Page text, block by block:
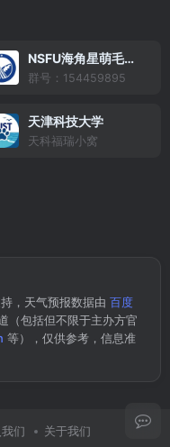
NSFU海角星萌毛毛聚
群号：154459895
天津科技大学
天科福瑞小窝
，天气预报数据由 百度
（包括但不限于主办方官
等），仅供参考，信息准
们 关于我们